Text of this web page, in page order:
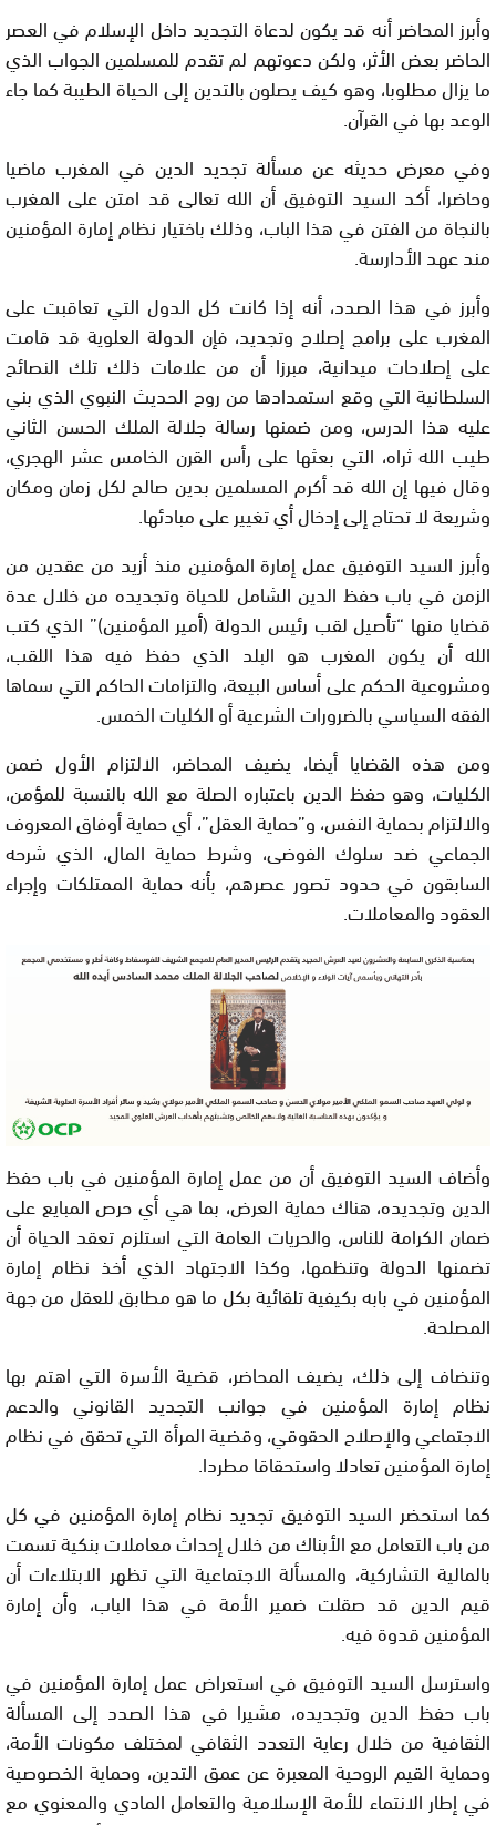
وأبرز المحاضر أنه قد يكون لدعاة التجديد داخل الإسلام في العصر
الحاضر بعض الأثر، ولكن دعوتهم لم تقدم للمسلمين الجواب الذي
ما يزال مطلوبا، وهو كيف يصلون بالتدين إلى الحياة الطيبة كما جاء
الوعد بها في القرآن.
وفي معرض حديثه عن مسألة تجديد الدين في المغرب ماضيا
وحاضرا، أكد السيد التوفيق أن الله تعالى قد امتن على المغرب
بالنجاة من الفتن في هذا الباب، وذلك باختيار نظام إمارة المؤمنين
مند عهد الأدارسة.
وأبرز في هذا الصدد، أنه إذا كانت كل الدول التي تعاقبت على
المغرب على برامج إصلاح وتجديد، فإن الدولة العلوية قد قامت
على إصلاحات ميدانية، مبرزا أن من علامات ذلك تلك النصائح
السلطانية التي وقع استمدادها من روح الحديث النبوي الذي بني
عليه هذا الدرس، ومن ضمنها رسالة جلالة الملك الحسن الثاني
طيب الله ثراه، التي بعثها على رأس القرن الخامس عشر الهجري،
وقال فيها إن الله قد أكرم المسلمين بدين صالح لكل زمان ومكان
وشريعة لا تحتاج إلى إدخال أي تغيير على مبادئها.
وأبرز السيد التوفيق عمل إمارة المؤمنين منذ أزيد من عقدين من
الزمن في باب حفظ الدين الشامل للحياة وتجديده من خلال عدة
قضايا منها “تأصيل لقب رئيس الدولة (أمير المؤمنين)” الذي كتب
الله أن يكون المغرب هو البلد الذي حفظ فيه هذا اللقب،
ومشروعية الحكم على أساس البيعة، والتزامات الحاكم التي سماها
الفقه السياسي بالضرورات الشرعية أو الكليات الخمس.
ومن هذه القضايا أيضا، يضيف المحاضر، الالتزام الأول ضمن
الكليات، وهو حفظ الدين باعتباره الصلة مع الله بالنسبة للمؤمن،
والالتزام بحماية النفس، و”حماية العقل”، أي حماية أوفاق المعروف
الجماعي ضد سلوك الفوضى، وشرط حماية المال، الذي شرحه
السابقون في حدود تصور عصرهم، بأنه حماية الممتلكات وإجراء
العقود والمعاملات.
وأضاف السيد التوفيق أن من عمل إمارة المؤمنين في باب حفظ
الدين وتجديده، هناك حماية العرض، بما هي أي حرص المبايع على
ضمان الكرامة للناس، والحريات العامة التي استلزم تعقد الحياة أن
تضمنها الدولة وتنظمها، وكذا الاجتهاد الذي أخذ نظام إمارة
المؤمنين في بابه بكيفية تلقائية بكل ما هو مطابق للعقل من جهة
المصلحة.
وتنضاف إلى ذلك، يضيف المحاضر، قضية الأسرة التي اهتم بها
نظام إمارة المؤمنين في جوانب التجديد القانوني والدعم
الاجتماعي والإصلاح الحقوقي، وقضية المرأة التي تحقق في نظام
إمارة المؤمنين تعادلا واستحقاقا مطردا.
كما استحضر السيد التوفيق تجديد نظام إمارة المؤمنين في كل
من باب التعامل مع الأبناك من خلال إحداث معاملات بنكية تسمت
بالمالية التشاركية، والمسألة الاجتماعية التي تظهر الابتلاءات أن
قيم الدين قد صقلت ضمير الأمة في هذا الباب، وأن إمارة
المؤمنين قدوة فيه.
واسترسل السيد التوفيق في استعراض عمل إمارة المؤمنين في
باب حفظ الدين وتجديده، مشيرا في هذا الصدد إلى المسألة
الثقافية من خلال رعاية التعدد الثقافي لمختلف مكونات الأمة،
وحماية القيم الروحية المعبرة عن عمق التدين، وحماية الخصوصية
في إطار الانتماء للأمة الإسلامية والتعامل المادي والمعنوي مع